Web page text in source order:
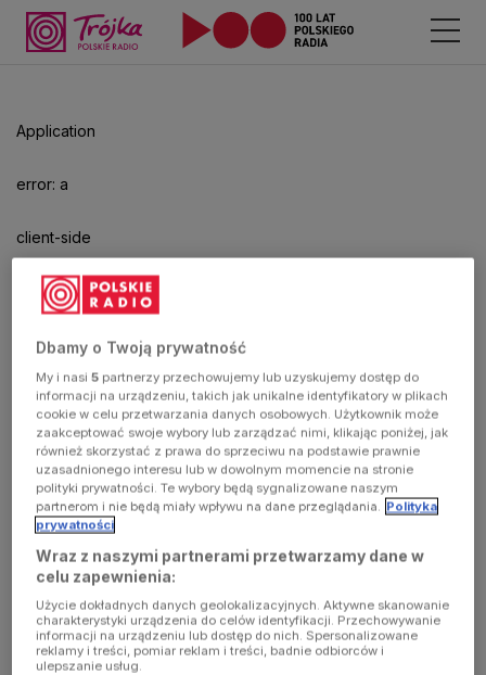
Application
error: a
client-side
exception
has
occurred
(see the
browser
console for
more
information)
Dbamy o Twoją prywatność
My i nasi5 partnerzy przechowujemy lub uzyskujemy dostęp do
informacji na urządzeniu, takich jak unikalne identyfikatory w plikach
cookie w celu przetwarzania danych osobowych. Użytkownik może
zaakceptować swoje wybory lub zarządzać nimi, klikając poniżej, jak
również skorzystać z prawa do sprzeciwu na podstawie prawnie
uzasadnionego interesu lub w dowolnym momencie na stronie
polityki prywatności. Te wybory będą sygnalizowane naszym
partnerom i nie będą miały wpływu na dane przeglądania. Polityka
prywatności
Wraz z naszymi partnerami przetwarzamy dane w
celu zapewnienia:
Użycie dokładnych danych geolokalizacyjnych. Aktywne skanowanie
charakterystyki urządzenia do celów identyfikacji. Przechowywanie
informacji na urządzeniu lub dostęp do nich. Spersonalizowane
reklamy i treści, pomiar reklam i treści, badnie odbiorców i
ulepszanie usług.